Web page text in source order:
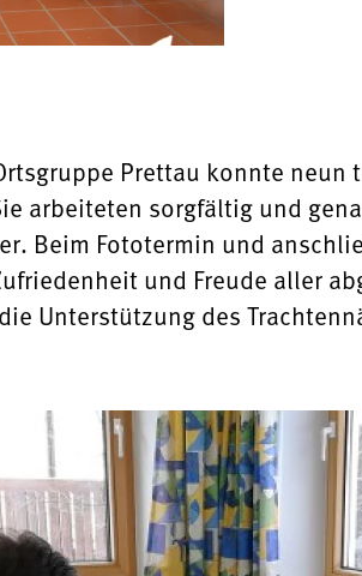
Prettau konnte neun
arbeiteten sorgfältig und
Beim Fototermin und
und Freude aller
Unterstützung des